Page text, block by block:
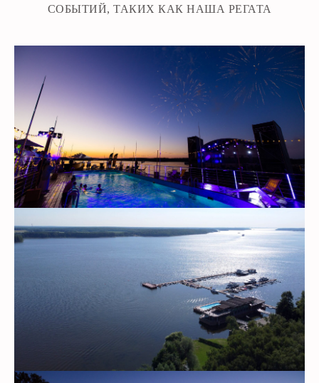
СОБЫТИЙ, ТАКИХ КАК НАША РЕГАТА